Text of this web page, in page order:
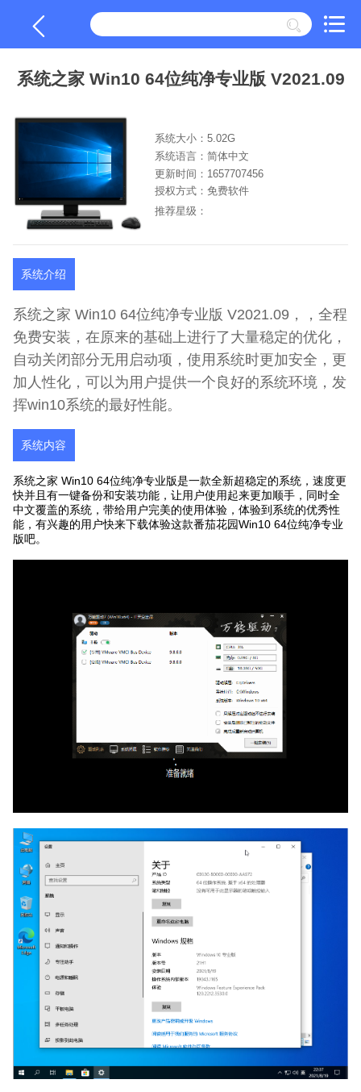
系统之家 Win10 64位纯净专业版 V2021.09
系统大小：5.02G
系统语言：简体中文
更新时间：1657707456
授权方式：免费软件
推荐星级：
系统介绍
系统之家 Win10 64位纯净专业版 V2021.09，，全程
免费安装，在原来的基础上进行了大量稳定的优化，
自动关闭部分无用启动项，使用系统时更加安全，更
加人性化，可以为用户提供一个良好的系统环境，发
挥win10系统的最好性能。
系统内容
系统之家 Win10 64位纯净专业版是一款全新超稳定的系统，速度更
快并且有一键备份和安装功能，让用户使用起来更加顺手，同时全
中文覆盖的系统，带给用户完美的使用体验，体验到系统的优秀性
能，有兴趣的用户快来下载体验这款番茄花园Win10 64位纯净专业
版吧。